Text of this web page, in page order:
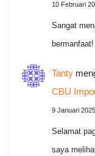
10 Februari
Sangat
bermanfaat!
Tanty
CBU
9 Januari 2025
Selamat
saya